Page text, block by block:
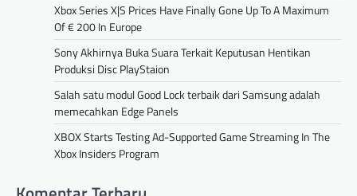
Xbox Series X|S Prices Have Finally Gone Up To A Maximum
Of € 200 In Europe
Sony Akhirnya Buka Suara Terkait Keputusan Hentikan
Produksi Disc PlayStaion
Salah satu modul Good Lock terbaik dari Samsung adalah
memecahkan Edge Panels
XBOX Starts Testing Ad-Supported Game Streaming In The
Xbox Insiders Program